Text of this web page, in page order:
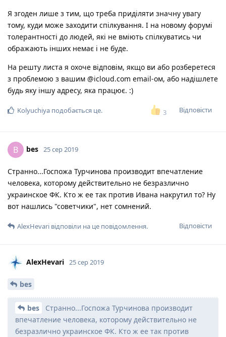
Я згоден лише з тим, що треба приділяти значну увагу
тому, куди може заходити спілкування. І на новому форумі
толерантності до людей, які не вміють спілкуватись чи
ображають інших немає і не буде.
На решту листа я охоче відповім, якщо ви або розберетеся
з проблемою з вашим @icloud.com email-ом, або надішлете
будь яку іншу адресу, яка працює. :)
3 Відповісти
Kolyuchiya подобається це.
B bes 25 сер 2019
Странно...Госпожа Турчинова производит впечатление
человека, которому действительно не безразлично
украинское ФК. Кто ж ее так против Ивана накрутил то? Ну
вот нашлись "советчики", нет сомнений.
Відповісти
AlexHevari відповіли на це повідомлення.
AlexHevari 25 сер 2019
bes
bes
Странно...Госпожа Турчинова производит
впечатление человека, которому действительно не
безразлично украинское ФК. Кто ж ее так против